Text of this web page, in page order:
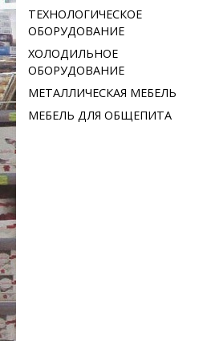
ТЕХНОЛОГИЧЕСКОЕ
ОБОРУДОВАНИЕ
ХОЛОДИЛЬНОЕ
ОБОРУДОВАНИЕ
МЕТАЛЛИЧЕСКАЯ МЕБЕЛЬ
МЕБЕЛЬ ДЛЯ ОБЩЕПИТА